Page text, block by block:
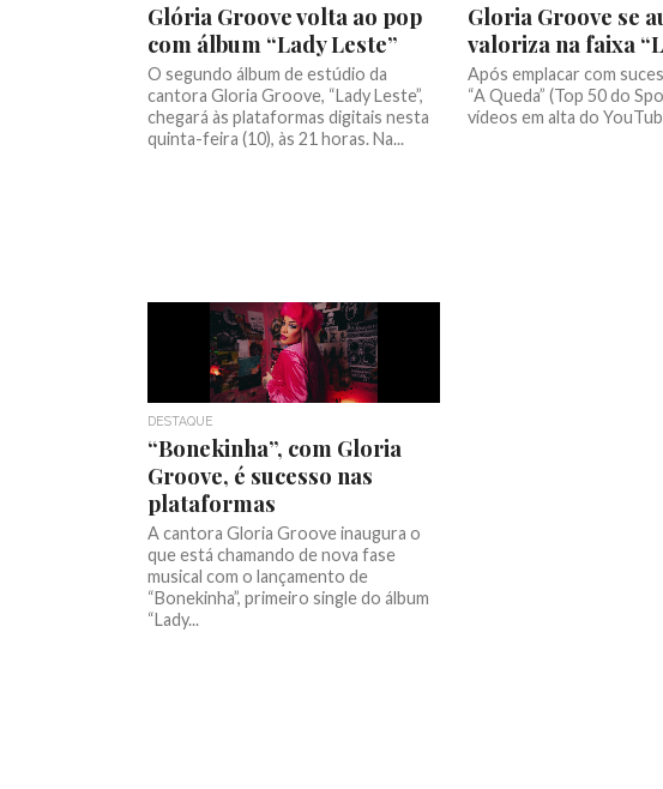
Glória Groove volta ao pop
com álbum “Lady Leste”
O segundo álbum de estúdio da
cantora Gloria Groove, “Lady Leste”,
chegará às plataformas digitais nesta
quinta-feira (10), às 21 horas. Na...
Gloria Groove se
valoriza na faixa
Após emplacar com
“A Queda” (Top 50 do
vídeos em alta do
DESTAQUE
“Bonekinha”, com Gloria
Groove, é sucesso nas
plataformas
A cantora Gloria Groove inaugura o
que está chamando de nova fase
musical com o lançamento de
“Bonekinha”, primeiro single do álbum
“Lady...